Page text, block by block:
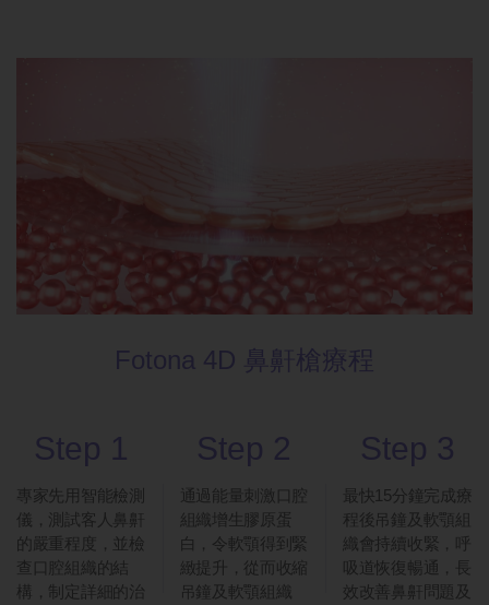
Fotona 4D 鼻鼾槍療程
Step 1
專家先用智能檢測
儀，測試客人鼻鼾
的嚴重程度，並檢
查口腔組織的結
構，制定詳細的治
Step 2
通過能量刺激口腔
組織增生膠原蛋
白，令軟顎得到緊
緻提升，從而收縮
吊鐘及軟顎組織
Step 3
最快15分鐘完成療
程後吊鐘及軟顎組
織會持續收緊，呼
吸道恢復暢通，長
效改善鼻鼾問題及